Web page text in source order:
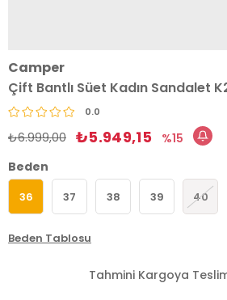
Camper
Çift Bantlı Süet Kadın Sandalet
0.0
₺6.999,00 ₺5.949,15
15
Beden
36 37 38 39 40
Beden Tablosu
Tahmini Kargoya